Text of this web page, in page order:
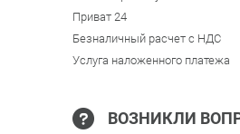
Приват 24
Безналичный расчет с НДС
Услуга наложенного платежа
ВОЗНИКЛИ